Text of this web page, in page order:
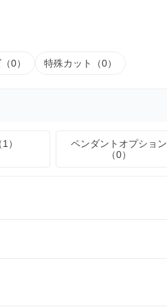
0） 特殊カット（0）
）
ペンダントオプション
（0）